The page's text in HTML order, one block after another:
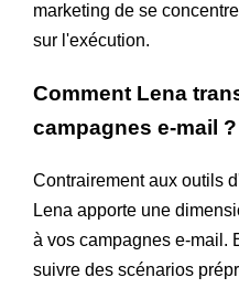
marketing de se
sur l'exécution.
Comment Lena
campagnes e-mail ?
Contrairement aux outils
Lena apporte une
à vos campagnes e-mail.
suivre des scénarios